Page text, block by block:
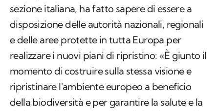
sezione italiana, ha fatto sapere di essere a
disposizione delle autorità nazionali, regionali
e delle aree protette in tutta Europa per
realizzare i nuovi piani di ripristino: «È giunto il
momento di costruire sulla stessa visione e
ripristinare l'ambiente europeo a beneficio
della biodiversità e per garantire la salute e la